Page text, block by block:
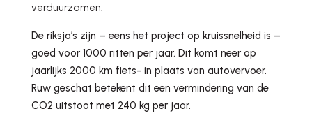
verduurzamen.
De riksja’s zijn – eens het project op kruissnelheid is –
goed voor 1000 ritten per jaar. Dit komt neer op
jaarlijks 2000 km fiets- in plaats van autovervoer.
Ruw geschat betekent dit een vermindering van de
CO2 uitstoot met 240 kg per jaar.